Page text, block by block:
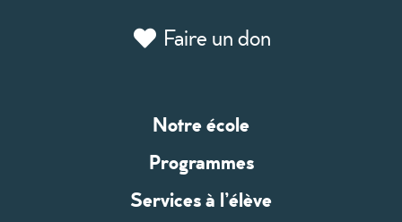
Faire un don
Notre école
Programmes
Services à l’élève